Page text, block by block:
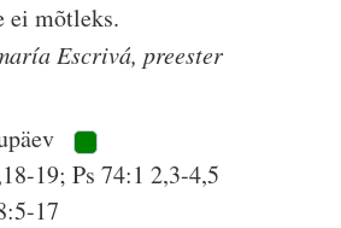
ei mõtleks.
Escrivá, preester
19; Ps 74:1 2,3-4,5
17